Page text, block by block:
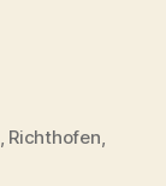
, Richthofen,